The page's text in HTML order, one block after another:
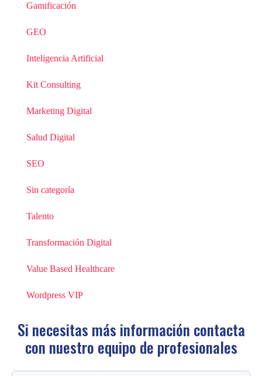
Gamificación
GEO
Inteligencia Artificial
Kit Consulting
Marketing Digital
Salud Digital
SEO
Sin categoría
Talento
Transformación Digital
Value Based Healthcare
Wordpress VIP
Si necesitas más información contacta
con nuestro equipo de profesionales